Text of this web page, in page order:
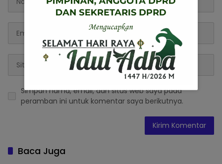
Simpan nama, email, dan situs web saya pada
peramban ini untuk komentar saya berikutnya.
Baca Juga